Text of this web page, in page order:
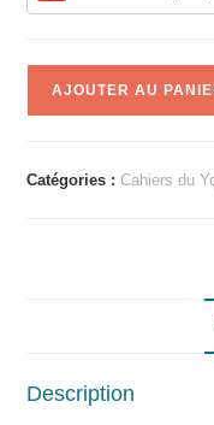
AJOUTER AU
Catégories :Cahiers du
Description